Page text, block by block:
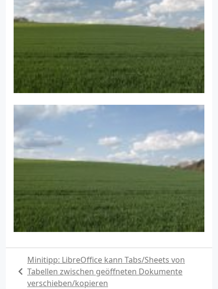
Minitipp: LibreOffice kann Tabs/Sheets von
Tabellen zwischen geöffneten Dokumente
verschieben/kopieren